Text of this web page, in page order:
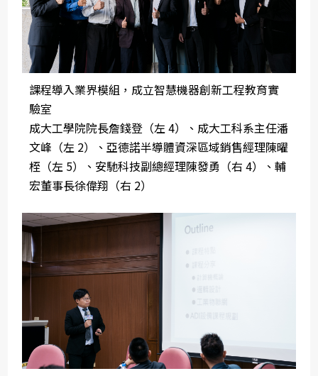
課程導入業界模組，成立智慧機器創新工程教育實
驗室
成大工學院院長詹錢登（左 4）、成大工科系主任潘
文峰（左 2）、亞德諾半導體資深區域銷售經理陳曜
桎（左 5）、安馳科技副總經理陳發勇（右 4）、輔
宏董事長徐偉翔（右 2）